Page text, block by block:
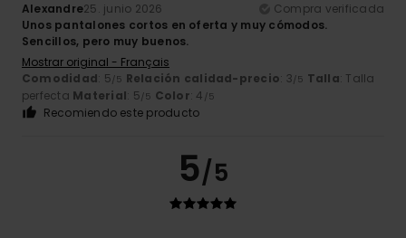
Alexandre25. junio 2026
Compra verificada
Unos pantalones cortos en oferta y muy cómodos.
Sencillos, pero muy buenos.
Mostrar original - Français
Comodidad: 5/5 Relación calidad-precio: 3/5 Talla: Talla
perfecta Material: 5/5 Color: 4 /5
Recomiendo este producto
5/5